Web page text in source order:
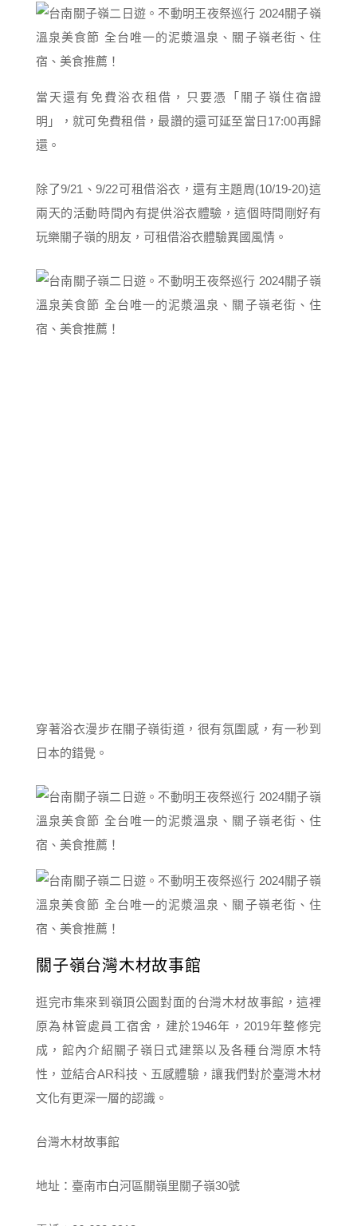
當天還有免費浴衣租借，只要憑「關子嶺住宿證
明」，就可免費租借，最讚的還可延至當日17:00再歸
還。
除了9/21、9/22可租借浴衣，還有主題周(10/19-20)這
兩天的活動時間內有提供浴衣體驗，這個時間剛好有
玩樂關子嶺的朋友，可租借浴衣體驗異國風情。
穿著浴衣漫步在關子嶺街道，很有氛圍感，有一秒到
日本的錯覺。
關子嶺台灣木材故事館
逛完市集來到嶺頂公園對面的台灣木材故事館，這裡
原為林管處員工宿舍，建於1946年，2019年整修完
成，館內介紹關子嶺日式建築以及各種台灣原木特
性，並結合AR科技、五感體驗，讓我們對於臺灣木材
文化有更深一層的認識。
台灣木材故事館
地址：臺南市白河區關嶺里關子嶺30號